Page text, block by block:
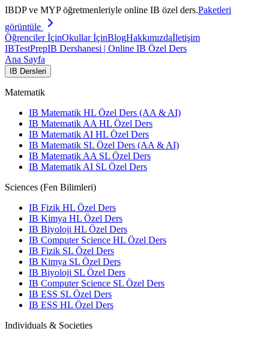
IBDP ve MYP öğretmenleriyle online IB özel ders.Paketleri
görüntüle
Öğrenciler İçinOkullar İçinBlogHakkımızdaİletişim
IBTestPrepIB Dershanesi | Online IB Özel Ders
Ana Sayfa
IB Dersleri
Matematik
IB Matematik HL Özel Ders (AA & AI)
IB Matematik AA HL Özel Ders
IB Matematik AI HL Özel Ders
IB Matematik SL Özel Ders (AA & AI)
IB Matematik AA SL Özel Ders
IB Matematik AI SL Özel Ders
Sciences (Fen Bilimleri)
IB Fizik HL Özel Ders
IB Kimya HL Özel Ders
IB Biyoloji HL Özel Ders
IB Computer Science HL Özel Ders
IB Fizik SL Özel Ders
IB Kimya SL Özel Ders
IB Biyoloji SL Özel Ders
IB Computer Science SL Özel Ders
IB ESS SL Özel Ders
IB ESS HL Özel Ders
Individuals & Societies